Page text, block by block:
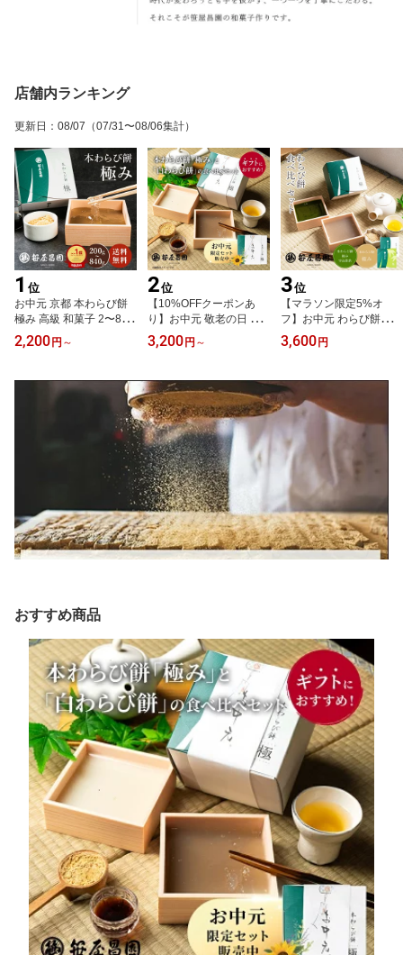
店舗内ランキング
更新日 ： 08/07 （07/31〜08/06集計）
1 位
お中元 京都 本わらび餅
極み 高級 和菓子 2〜8人
前 ギフト 暑中見舞い 敬
老の日 ( わらび餅 お歳暮
日 和菓子 高級 スイーツ
誕生日 内祝い 出産祝い
ご挨拶 プレゼント 京都
本わらび 土産 京都土産
2,200円 ～
2位
【10%OFFクーポンあ
り】お中元 敬老の日 本
わらび餅 京都 食べ比べ
セット 極み 白蕨 宇治抹
代 還暦 ギフト プレゼン
ト 和菓子 高級 スイーツ
お取り寄せ 京都 豆乳 お
土産 内祝い お祝い 誕生
日 暑中見舞い 贈り物 夏
限定 御中元 生わらび
餅）
3,200円 ～
3位
【マラソン限定5%オ
フ】お中元 わらび餅
「本わらび餅 極み」(200
g)「本わらび餅「極み」
暮 和菓子 お誕生日 内祝
い 出産祝い お祝い 高級
スイーツ 本わらび 京都
お土産 御歳暮 ギフト お
取り寄せ スイーツ お年
賀 お中元 暑中見舞い)
3,600円
おすすめ商品